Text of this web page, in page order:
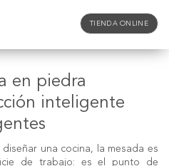
TIENDA ONLINE
en piedra
inteligente
una cocina, la mesada es
de trabajo: es el punto de